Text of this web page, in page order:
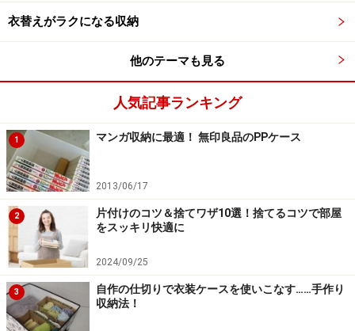
近頃のパンツは
・太股のわたり幅はゆるすぎず
・裾幅はやや細め
・丈は靴の上でだぶつきすぎない
何よりもパンツは全身のバランスを決める上で重要なア
イテムです。どうもあか抜けない着こなしだな？なんて
思うことがあるなら、それはリストラ・パンツのせいか
もしれません。
次はシャツやネクタイです。
※記事内容は執筆時点のものです。最新の内容をご確認くださ
い。
衣替えがラクになる収納
他のテーマも見る
人気記事ランキング
1 マンガ収納に最適！ 無印良品のPPケース
2013/06/17
2
片付けのコツ＆捨てワザ10選！捨てるコツで部屋
をスッキリ快適に
2024/09/25
3
自作の仕切りで衣装ケースを使いこなす……手作り
収納法！